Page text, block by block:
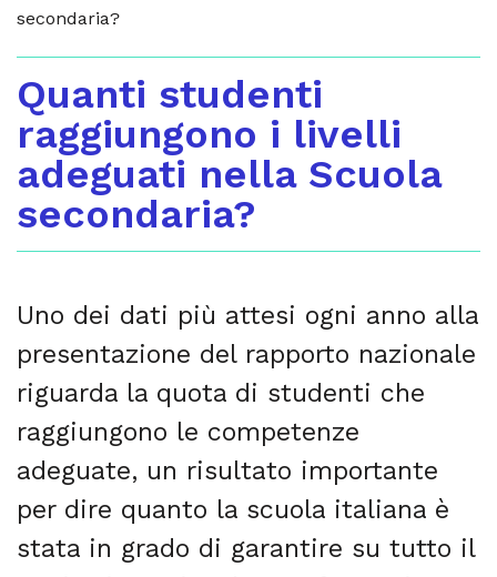
secondaria?
Quanti studenti
raggiungono i livelli
adeguati nella Scuola
secondaria?
Uno dei dati più attesi ogni anno alla
presentazione del rapporto nazionale
riguarda la quota di studenti che
raggiungono le competenze
adeguate, un risultato importante
per dire quanto la scuola italiana è
stata in grado di garantire su tutto il